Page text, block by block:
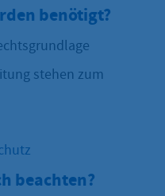
benötigt?
stehen zum
beachten?